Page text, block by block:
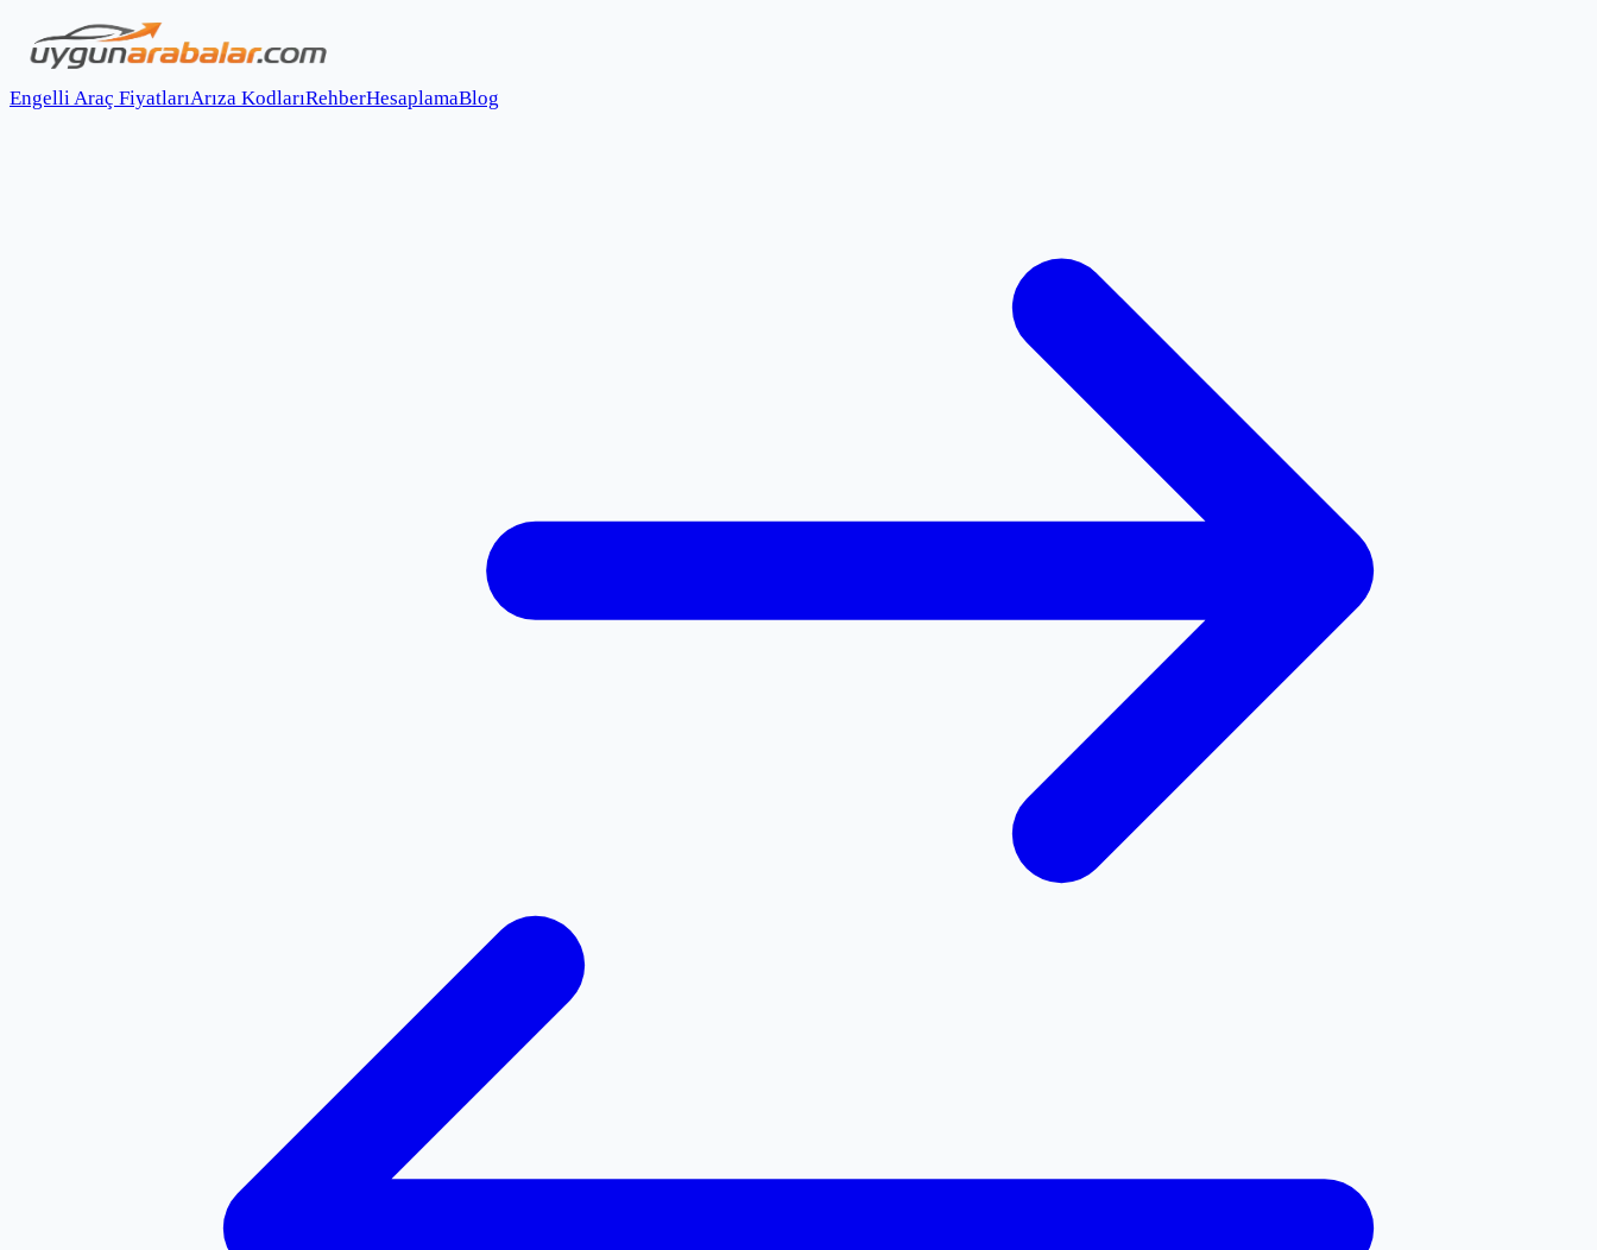
Engelli Araç FiyatlarıArıza KodlarıRehberHesaplamaBlog